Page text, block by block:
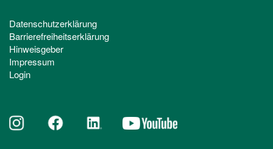
Datenschutzerklärung
Barrierefreiheitserklärung
Hinweisgeber
Impressum
Login